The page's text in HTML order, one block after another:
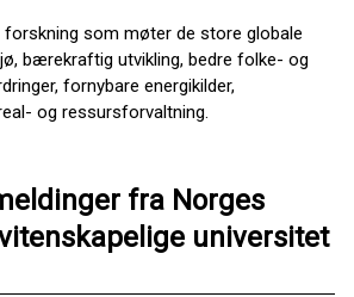
forskning som møter de store globale
bærekraftig utvikling, bedre folke- og
fornybare energikilder,
og ressursforvaltning.
fra Norges
universitet